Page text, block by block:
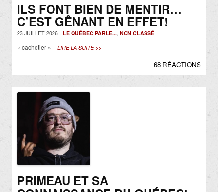
ILS FONT BIEN DE MENTIR…
C’EST GÊNANT EN EFFET!
23 JUILLET 2026 - LE QUÉBEC PARLE..., NON CLASSÉ
« cachotier » LIRE LA SUITE >>
68 RÉACTIONS
PRIMEAU ET SA